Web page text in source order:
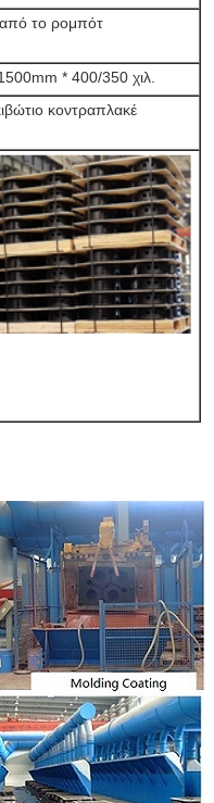
από το ρομπότ
* 400/350 χιλ.
κοντραπλακέ